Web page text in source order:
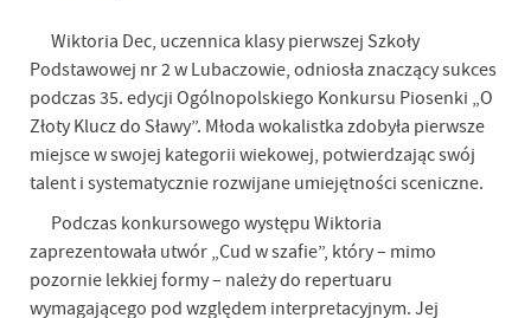
Wiktoria Dec, uczennica klasy pierwszej Szkoły
Podstawowej nr 2 w Lubaczowie, odniosła znaczący sukces
podczas 35. edycji Ogólnopolskiego Konkursu Piosenki „O
Złoty Klucz do Sławy”. Młoda wokalistka zdobyła pierwsze
miejsce w swojej kategorii wiekowej, potwierdzając swój
talent i systematycznie rozwijane umiejętności sceniczne.
Podczas konkursowego występu Wiktoria
zaprezentowała utwór „Cud w szafie”, który – mimo
pozornie lekkiej formy – należy do repertuaru
wymagającego pod względem interpretacyjnym. Jej